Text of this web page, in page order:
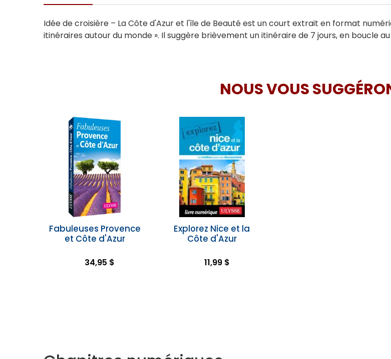
Idée de croisière – La Côte d'Azur et l'île de Beauté est un court extrait en format
itinéraires autour du monde ». Il suggère brièvement un itinéraire de 7 jours, en boucle
NOUS VOUS
Fabuleuses Provence
et Côte d'Azur
34,95 $
Explorez Nice et la
Côte d'Azur
11,99 $